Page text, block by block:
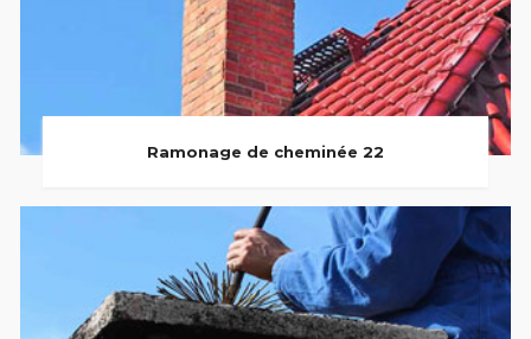
Ramonage de cheminée 22